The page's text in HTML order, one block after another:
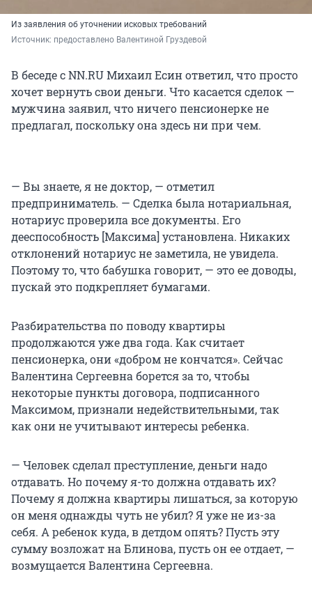
Из заявления об уточнении исковых требований
Источник: предоставлено Валентиной Груздевой
В беседе с NN.RU Михаил Есин ответил, что просто
хочет вернуть свои деньги. Что касается сделок —
мужчина заявил, что ничего пенсионерке не
предлагал, поскольку она здесь ни при чем.
— Вы знаете, я не доктор, — отметил
предприниматель. — Сделка была нотариальная,
нотариус проверила все документы. Его
дееспособность [Максима] установлена. Никаких
отклонений нотариус не заметила, не увидела.
Поэтому то, что бабушка говорит, — это ее доводы,
пускай это подкрепляет бумагами.
Разбирательства по поводу квартиры
продолжаются уже два года. Как считает
пенсионерка, они «добром не кончатся». Сейчас
Валентина Сергеевна борется за то, чтобы
некоторые пункты договора, подписанного
Максимом, признали недействительными, так
как они не учитывают интересы ребенка.
— Человек сделал преступление, деньги надо
отдавать. Но почему я-то должна отдавать их?
Почему я должна квартиры лишаться, за которую
он меня однажды чуть не убил? Я уже не из-за
себя. А ребенок куда, в детдом опять? Пусть эту
сумму возложат на Блинова, пусть он ее отдает, —
возмущается Валентина Сергеевна.